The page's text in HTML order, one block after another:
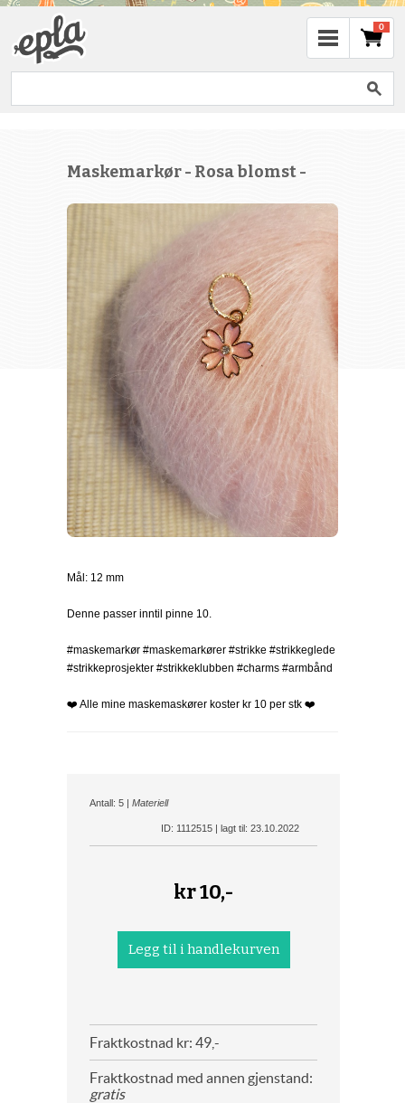
0
Maskemarkør - Rosa blomst -
Mål: 12 mm
Denne passer inntil pinne 10.
#maskemarkør #maskemarkører #strikke #strikkeglede
#strikkeprosjekter #strikkeklubben #charms #armbånd
❤️ Alle mine maskemaskører koster kr 10 per stk ❤️
Antall: 5 | Materiell
ID: 1112515 | lagt til: 23.10.2022
kr10,-
Fraktkostnad kr: 49,-
Fraktkostnad med annen gjenstand:
gratis